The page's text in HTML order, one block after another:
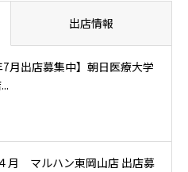
出店情報
7月出店募集中】朝日医療大学
月 マルハン東岡山店 出店募